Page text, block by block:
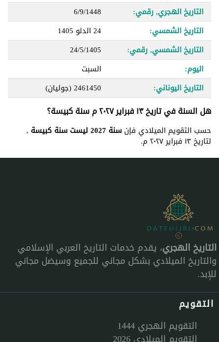
التاريخ الهجري, رقمي:
6/9/1448
التاريخ الشمسي:
24 الدلو 1405
التاريخ الشمسي, رقمي:
24/5/1405
اليوم:
السبت
التاريخ اليوناني:
2461450(جوليان)
هل السنة في تاريخ ١٣ فبراير ٢٠٢٧ م سنة كبيسة؟
حسب التقويم الميلادي فإن سنة 2027 ليست سنة كبيسة ,
لتاريخ ١٣ فبراير ٢٠٢٧ م.
التاريخ الهجري، يقدم خدمات التاريخ العربي الإسلامي
والتاريخ الميلادي بشكل مجاني للجميع وسيضل مجاني
للإبد.
التقويم
التقويم الهجري 1444